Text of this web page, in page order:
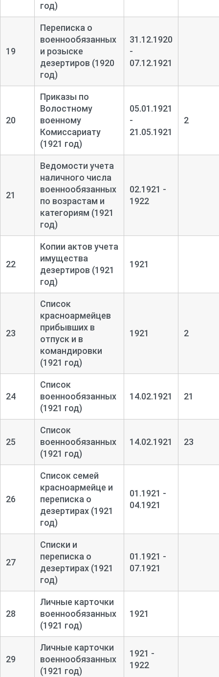
год)
19
Переписка о
военнообязанных
и розыске
дезертиров (1920
год)
31.12.1920
-
07.12.1921
20
Приказы по
Волостному
военному
Комиссариату
(1921 год)
05.01.1921
-
21.05.1921
2
21
Ведомости учета
наличного числа
военнообязанных
по возрастам и
категориям (1921
год)
02.1921 -
1922
22
Копии актов учета
имущества
дезертиров (1921
год)
1921
23
Список
красноармейцев
прибывших в
отпуск и в
командировки
(1921 год)
1921 2
24
Список
военнообязанных
(1921 год)
14.02.1921 21
25
Список
военнообязанных
(1921 год)
14.02.1921 23
26
Список семей
красноармейце и
переписка о
дезертирах (1921
год)
01.1921 -
04.1921
27
Списки и
переписка о
дезертирах (1921
год)
01.1921 -
07.1921
28
Личные карточки
военнообязанных
(1921 год)
1921
29
Личные карточки
военнообязанных
(1921 год)
1921 -
1922